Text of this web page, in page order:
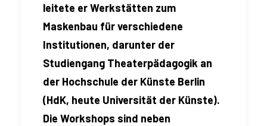
leitete er Werkstätten zum
Maskenbau für verschiedene
Institutionen, darunter der
Studiengang Theaterpädagogik an
der Hochschule der Künste Berlin
(HdK, heute Universität der Künste).
Die Workshops sind neben